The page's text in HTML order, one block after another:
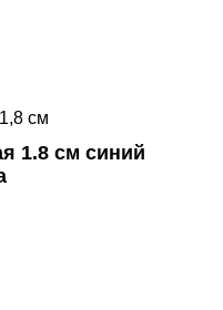
см
1.8 см синий